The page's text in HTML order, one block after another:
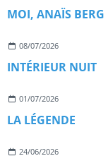
MOI, ANAÏS BERG
08/07/2026
INTÉRIEUR NUIT
01/07/2026
LA LÉGENDE
24/06/2026